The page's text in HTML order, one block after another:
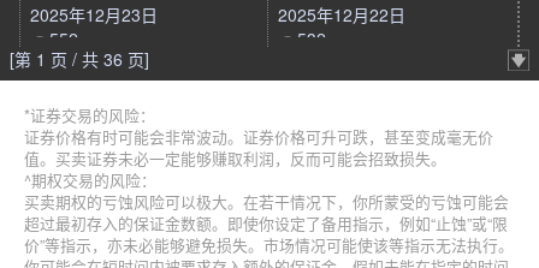
2025年12月23日
552
2025年12月22日
532
[第 1 页 / 共 36 页]
*证券交易的风险：
证券价格有时可能会非常波动。证券价格可升可跌，甚至变成毫无价
值。买卖证券未必一定能够赚取利润，反而可能会招致损失。
^期权交易的风险：
买卖期权的亏蚀风险可以极大。在若干情况下，你所蒙受的亏蚀可能会
超过最初存入的保证金数额。即使你设定了备用指示，例如“止蚀”或“限
价”等指示，亦未必能够避免损失。市场情况可能使该等指示无法执行。